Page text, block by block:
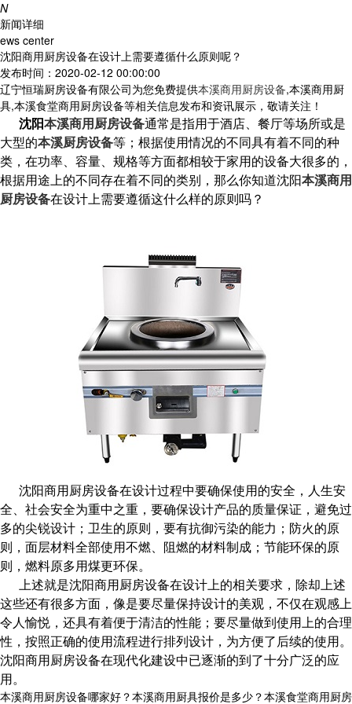
N
新闻详细
ews center
沈阳商用厨房设备在设计上需要遵循什么原则呢？
发布时间：2020-02-12 00:00:00
辽宁恒瑞厨房设备有限公司为您免费提供本溪商用厨房设备,本溪商用厨
具,本溪食堂商用厨房设备等相关信息发布和资讯展示，敬请关注！
沈阳本溪商用厨房设备通常是指用于酒店、餐厅等场所或是
大型的本溪厨房设备等；根据使用情况的不同具有着不同的种
类，在功率、容量、规格等方面都相较于家用的设备大很多的，
根据用途上的不同存在着不同的类别，那么你知道沈阳本溪商用
厨房设备在设计上需要遵循这什么样的原则吗？
沈阳商用厨房设备在设计过程中要确保使用的安全，人生安
全、社会安全为重中之重，要确保设计产品的质量保证，避免过
多的尖锐设计；卫生的原则，要有抗御污染的能力；防火的原
则，面层材料全部使用不燃、阻燃的材料制成；节能环保的原
则，燃料原多用煤更环保。
上述就是沈阳商用厨房设备在设计上的相关要求，除却上述
这些还有很多方面，像是要尽量保持设计的美观，不仅在观感上
令人愉悦，还具有着便于清洁的性能；要尽量做到使用上的合理
性，按照正确的使用流程进行排列设计，为方便了后续的使用。
沈阳商用厨房设备在现代化建设中已逐渐的到了十分广泛的应
用。
本溪商用厨房设备哪家好？本溪商用厨具报价是多少？本溪食堂商用厨房